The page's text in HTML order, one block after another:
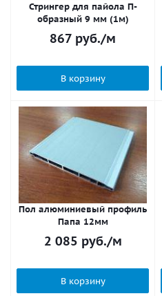
Стрингер для пайола П-
образный 9 мм (1м)
867 руб./м
В корзину
Пол алюминиевый профиль
Папа 12мм
2 085 руб./м
В корзину